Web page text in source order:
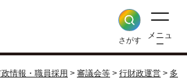
さがす
メニュ
ー
情報・職員採用 > 審議会等 > 行財政運営 > 多